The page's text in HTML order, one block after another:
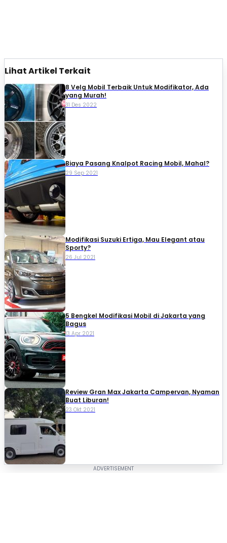
Lihat Artikel Terkait
8 Velg Mobil Terbaik Untuk Modifikator, Ada
yang Murah!
31 Des 2022
Biaya Pasang Knalpot Racing Mobil, Mahal?
29 Sep 2021
Modifikasi Suzuki Ertiga, Mau Elegant atau
Sporty?
26 Jul 2021
5 Bengkel Modifikasi Mobil di Jakarta yang
Bagus
13 Apr 2021
Review Gran Max Jakarta Campervan, Nyaman
Buat Liburan!
23 Okt 2021